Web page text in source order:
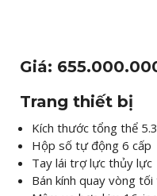
Giá:
Trang thiết bị
Kích thước tổng thể
Hộp số tự động 6 cấp​
Tay lái trợ lực thủy lực​
Bán kính quay vòng